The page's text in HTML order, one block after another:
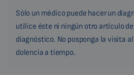
Sólo un médico puede hacer un
utilice éste ni ningún otro artículo
diagnóstico. No posponga la visita
dolencia a tiempo.